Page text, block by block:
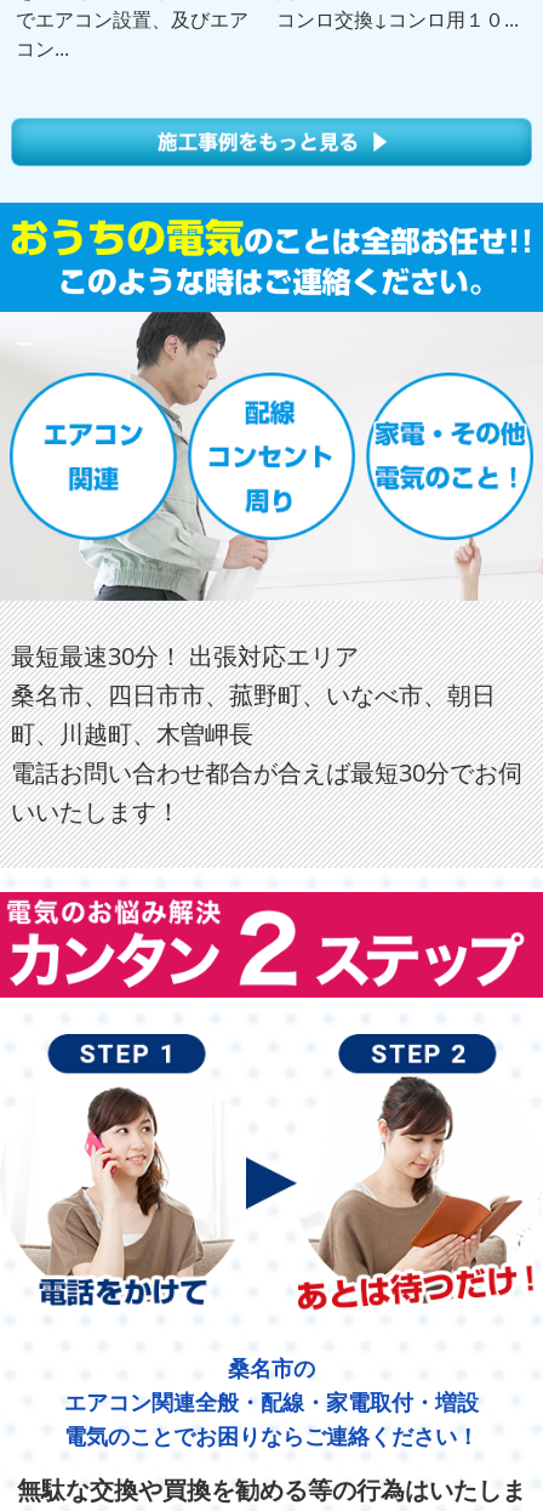
でエアコン設置、及びエア
コン...
コンロ交換↓コンロ用１０...
最短最速30分！ 出張対応エリア
桑名市、四日市市、菰野町、いなべ市、朝日
町、川越町、木曽岬長
電話お問い合わせ都合が合えば最短30分でお伺
いいたします！
桑名市の
エアコン関連全般・配線・家電取付・増設
電気のことでお困りならご連絡ください！
無駄な交換や買換を勧める等の行為はいたしま